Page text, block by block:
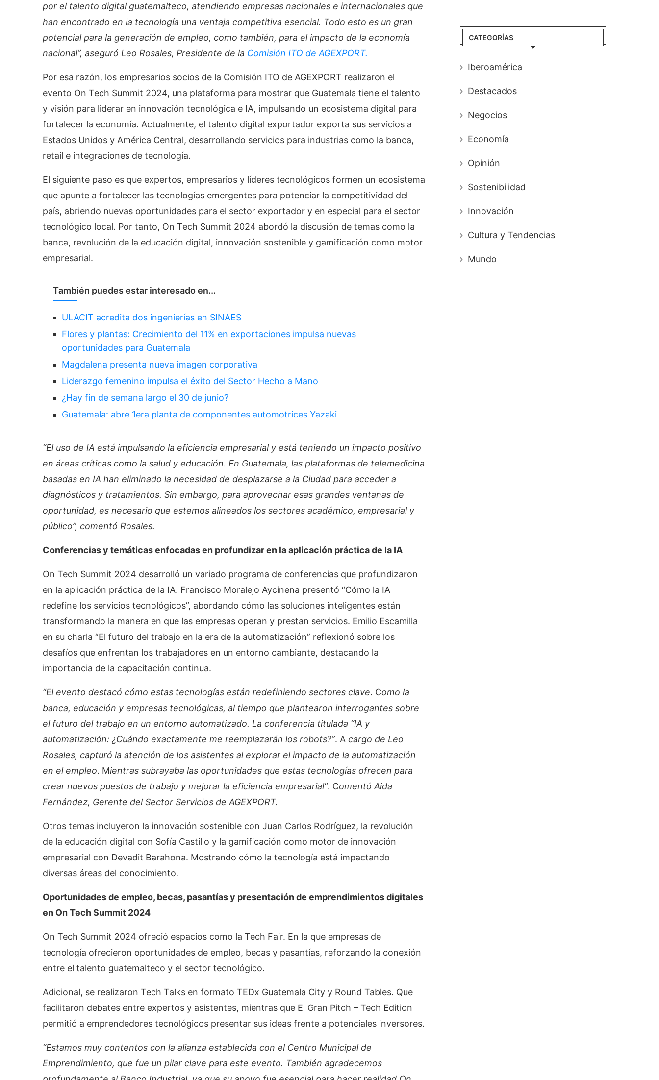
por el talento digital guatemalteco, atendiendo empresas nacionales e internacionales que
han encontrado en la tecnología una ventaja competitiva esencial. Todo esto es un gran
potencial para la generación de empleo, como también, para el impacto de la economía
nacional”, aseguró Leo Rosales, Presidente de la Comisión ITO de AGEXPORT.
Por esa razón, los empresarios socios de la Comisión ITO de AGEXPORT realizaron el
evento On Tech Summit 2024, una plataforma para mostrar que Guatemala tiene el talento
y visión para liderar en innovación tecnológica e IA, impulsando un ecosistema digital para
fortalecer la economía. Actualmente, el talento digital exportador exporta sus servicios a
Estados Unidos y América Central, desarrollando servicios para industrias como la banca,
retail e integraciones de tecnología.
El siguiente paso es que expertos, empresarios y líderes tecnológicos formen un ecosistema
que apunte a fortalecer las tecnologías emergentes para potenciar la competitividad del
país, abriendo nuevas oportunidades para el sector exportador y en especial para el sector
tecnológico local. Por tanto, On Tech Summit 2024 abordó la discusión de temas como la
banca, revolución de la educación digital, innovación sostenible y gamificación como motor
empresarial.
También puedes estar interesado en...
ULACIT acredita dos ingenierías en SINAES
Flores y plantas: Crecimiento del 11% en exportaciones impulsa nuevas
oportunidades para Guatemala
Magdalena presenta nueva imagen corporativa
Liderazgo femenino impulsa el éxito del Sector Hecho a Mano
¿Hay fin de semana largo el 30 de junio?
Guatemala: abre 1era planta de componentes automotrices Yazaki
“El uso de IA está impulsando la eficiencia empresarial y está teniendo un impacto positivo
en áreas críticas como la salud y educación. En Guatemala, las plataformas de telemedicina
basadas en IA han eliminado la necesidad de desplazarse a la Ciudad para acceder a
diagnósticos y tratamientos. Sin embargo, para aprovechar esas grandes ventanas de
oportunidad, es necesario que estemos alineados los sectores académico, empresarial y
público”, comentó Rosales.
Conferencias y temáticas enfocadas en profundizar en la aplicación práctica de la IA
On Tech Summit 2024 desarrolló un variado programa de conferencias que profundizaron
en la aplicación práctica de la IA. Francisco Moralejo Aycinena presentó “Cómo la IA
redefine los servicios tecnológicos”, abordando cómo las soluciones inteligentes están
transformando la manera en que las empresas operan y prestan servicios. Emilio Escamilla
en su charla “El futuro del trabajo en la era de la automatización” reflexionó sobre los
desafíos que enfrentan los trabajadores en un entorno cambiante, destacando la
importancia de la capacitación continua.
“El evento destacó cómo estas tecnologías están redefiniendo sectores clave. Como la
banca, educación y empresas tecnológicas, al tiempo que plantearon interrogantes sobre
el futuro del trabajo en un entorno automatizado. La conferencia titulada “IA y
automatización: ¿Cuándo exactamente me reemplazarán los robots?”. A cargo de Leo
Rosales, capturó la atención de los asistentes al explorar el impacto de la automatización
en el empleo. Mientras subrayaba las oportunidades que estas tecnologías ofrecen para
crear nuevos puestos de trabajo y mejorar la eficiencia empresarial”. Comentó Aida
Fernández, Gerente del Sector Servicios de AGEXPORT.
Otros temas incluyeron la innovación sostenible con Juan Carlos Rodríguez, la revolución
de la educación digital con Sofía Castillo y la gamificación como motor de innovación
empresarial con Devadit Barahona. Mostrando cómo la tecnología está impactando
diversas áreas del conocimiento.
Oportunidades de empleo, becas, pasantías y presentación de emprendimientos digitales
en On Tech Summit 2024
On Tech Summit 2024 ofreció espacios como la Tech Fair. En la que empresas de
tecnología ofrecieron oportunidades de empleo, becas y pasantías, reforzando la conexión
entre el talento guatemalteco y el sector tecnológico.
Adicional, se realizaron Tech Talks en formato TEDx Guatemala City y Round Tables. Que
facilitaron debates entre expertos y asistentes, mientras que El Gran Pitch – Tech Edition
permitió a emprendedores tecnológicos presentar sus ideas frente a potenciales inversores.
“Estamos muy contentos con la alianza establecida con el Centro Municipal de
Emprendimiento, que fue un pilar clave para este evento. También agradecemos
CATEGORÍAS
Iberoamérica
Destacados
Negocios
Economía
Opinión
Sostenibilidad
Innovación
⁠Cultura y Tendencias
Mundo